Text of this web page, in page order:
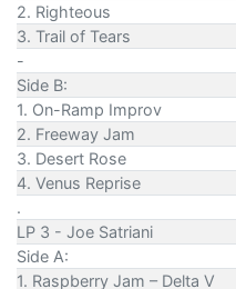
2. Righteous
3. Trail of Tears
-
Side B:
1. On-Ramp Improv
2. Freeway Jam
3. Desert Rose
4. Venus Reprise
.
LP 3 - Joe Satriani
Side A:
1. Raspberry Jam – Delta V